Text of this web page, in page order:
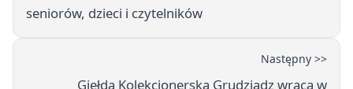
seniorów, dzieci i czytelników
Następny >>
Giełda Kolekcjonerska Grudziądz wraca w